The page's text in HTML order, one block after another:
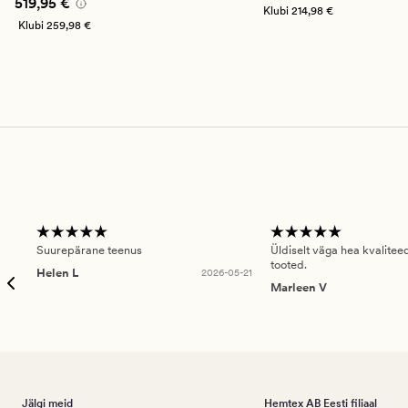
Klubi 259,98 €
Klubi214,98 €
Suurepärane teenus
Helen L
2026-05-21
Üldiselt väga hea
tooted.
Marleen V
Jälgi meid Hemtex AB Eesti filiaal